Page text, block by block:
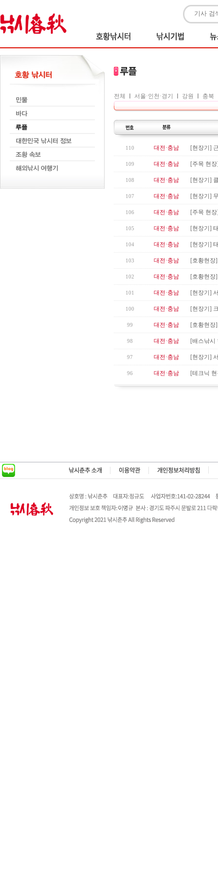
전체 서울·인천·경기 강원 충북
110 대전·충남 [현장기]
109 대전·충남 [주목 현
108 대전·충남 [현장기]
107 대전·충남 [현장기]
106 대전·충남 [주목 현
105 대전·충남 [현장기]
104 대전·충남 [현장기]
103 대전·충남 [호황현장
102 대전·충남 [호황현장
101 대전·충남 [현장기]
100 대전·충남 [현장기]
99 대전·충남 [호황현장
98 대전·충남 [배스낚시
97 대전·충남 [현장기]
96 대전·충남 [테크닉